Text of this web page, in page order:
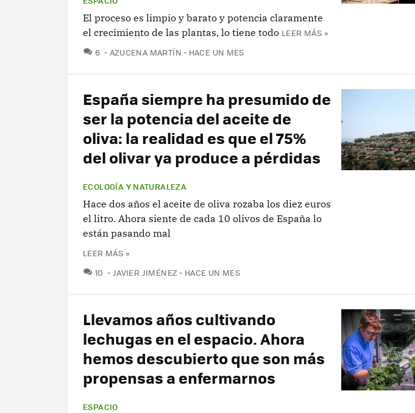
El proceso es limpio y barato y potencia claramente
el crecimiento de las plantas, lo tiene todo LEER MÁS »
6 COMENTARIOS
AZUCENA MARTÍN HACE UN MES
España siempre ha presumido de
ser la potencia del aceite de
oliva: la realidad es que el 75%
del olivar ya produce a pérdidas
ECOLOGÍA Y NATURALEZA
Hace dos años el aceite de oliva rozaba los diez euros
el litro. Ahora siente de cada 10 olivos de España lo
están pasando mal
LEER MÁS »
10 COMENTARIOS
JAVIER JIMÉNEZ HACE UN MES
Llevamos años cultivando
lechugas en el espacio. Ahora
hemos descubierto que son más
propensas a enfermarnos
ESPACIO